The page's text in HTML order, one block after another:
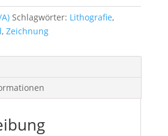
Schlagwörter: Lithografie,
, Zeichnung